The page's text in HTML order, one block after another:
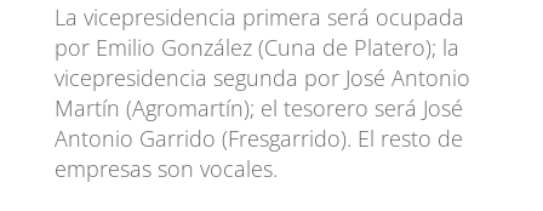
La vicepresidencia primera será ocupada
por Emilio González (Cuna de Platero); la
vicepresidencia segunda por José Antonio
Martín (Agromartín); el tesorero será José
Antonio Garrido (Fresgarrido). El resto de
empresas son vocales.